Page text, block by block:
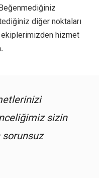
diğer noktaları
ekiplerimizden hizmet
sizin